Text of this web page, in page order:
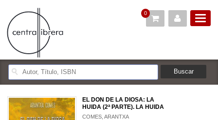
0
EL DON DE LA DIOSA: LA
HUIDA (2ª PARTE). LA HUIDA
COMES, ARANTXA